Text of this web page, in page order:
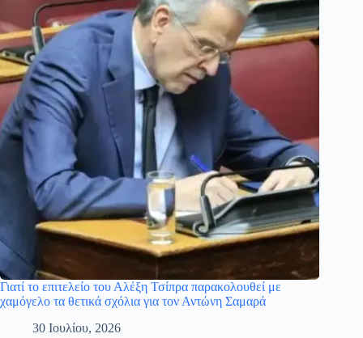
Γιατί το επιτελείο του Αλέξη Τσίπρα παρακολουθεί με
χαμόγελο τα θετικά σχόλια για τον Αντώνη Σαμαρά
30 Ιουλίου, 2026